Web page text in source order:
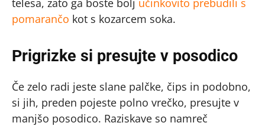
telesa, zato ga boste bolj učinkovito prebudili s
pomarančo kot s kozarcem soka.
Prigrizke si presujte v posodico
Če zelo radi jeste slane palčke, čips in podobno,
si jih, preden pojeste polno vrečko, presujte v
manjšo posodico. Raziskave so namreč